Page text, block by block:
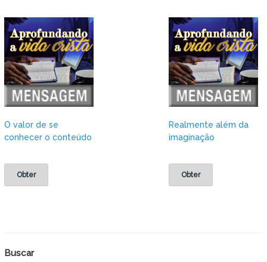
O valor de se
conhecer o conteúdo
Obter
Realmente além da
imaginação
Obter
Buscar